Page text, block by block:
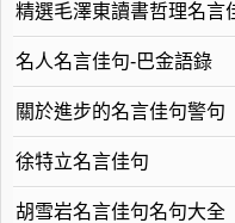
精選毛澤東讀書哲理名言
名人名言佳句-巴金語錄
關於進步的名言佳句警句
徐特立名言佳句
胡雪岩名言佳句名句大全